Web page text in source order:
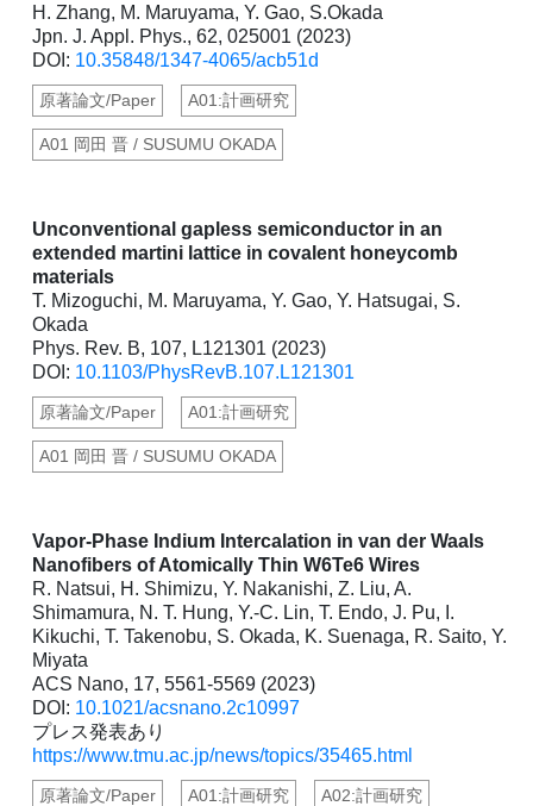
H. Zhang, M. Maruyama, Y. Gao, S.Okada
Jpn. J. Appl. Phys., 62, 025001 (2023)
DOI: 10.35848/1347-4065/acb51d
原著論文/Paper A01:計画研究
A01 岡田 晋 / SUSUMU OKADA
Unconventional gapless semiconductor in an
extended martini lattice in covalent honeycomb
materials
T. Mizoguchi, M. Maruyama, Y. Gao, Y. Hatsugai, S.
Okada
Phys. Rev. B, 107, L121301 (2023)
DOI: 10.1103/PhysRevB.107.L121301
原著論文/Paper A01:計画研究
A01 岡田 晋 / SUSUMU OKADA
Vapor-Phase Indium Intercalation in van der Waals
Nanofibers of Atomically Thin W6Te6 Wires
R. Natsui, H. Shimizu, Y. Nakanishi, Z. Liu, A.
Shimamura, N. T. Hung, Y.-C. Lin, T. Endo, J. Pu, I.
Kikuchi, T. Takenobu, S. Okada, K. Suenaga, R. Saito, Y.
Miyata
ACS Nano, 17, 5561-5569 (2023)
DOI: 10.1021/acsnano.2c10997
プレス発表あり
https://www.tmu.ac.jp/news/topics/35465.html
原著論文/Paper A01:計画研究 A02:計画研究